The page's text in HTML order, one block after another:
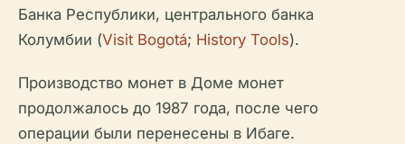
Банка Республики, центрального банка
Колумбии (Visit Bogotá; History Tools).
Производство монет в Доме монет
продолжалось до 1987 года, после чего
операции были перенесены в Ибаге.